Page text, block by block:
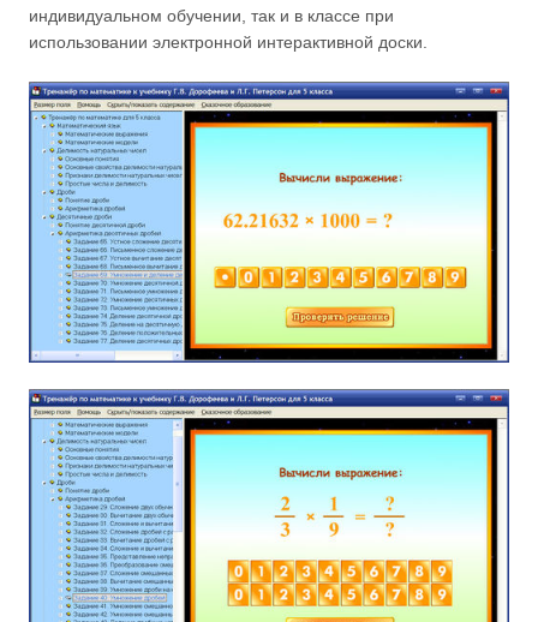
индивидуальном обучении, так и в классе при
использовании электронной интерактивной доски.